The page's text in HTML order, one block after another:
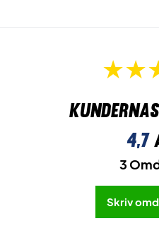
4,7
3
Skriv